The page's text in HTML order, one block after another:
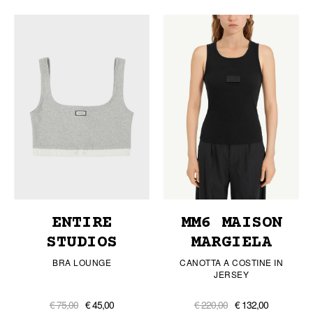
ENTIRE
STUDIOS
BRA LOUNGE
€ 75,00 € 45,00
MM6 MAISON
MARGIELA
CANOTTA A COSTINE IN
JERSEY
€ 220,00 € 132,00